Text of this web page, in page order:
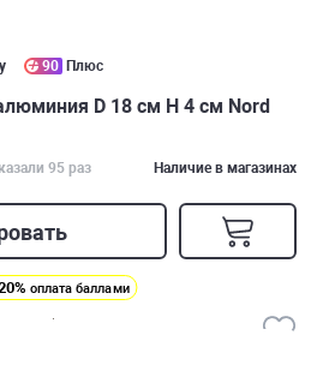
90 Плюс
D 18 см H 4 см Nord
95 раз Наличие в магазинах
оплата баллами